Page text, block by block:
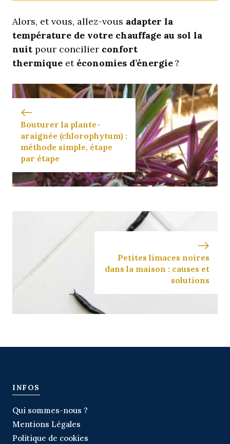
Alors, et vous, allez-vous adapter la
température de votre chauffage au sol la
nuit pour concilier confort
thermique et économies d’énergie?
Bouturer la plante-
araignée (chlorophytum) :
méthode simple, étape
par étape
Petites limaces noires
dans la maison : causes et
solutions
INFOS
Qui sommes-nous ?
Mentions Légales
Politique de cookies